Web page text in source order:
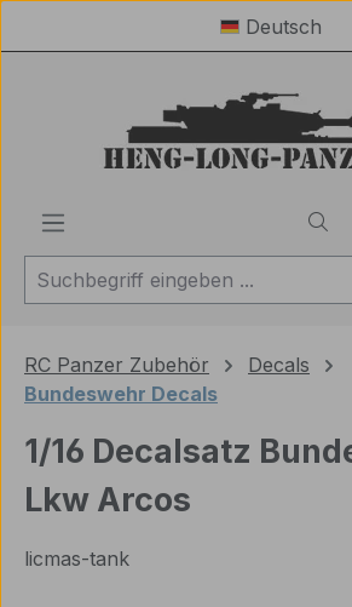
Zum Hauptinhalt springenDeutsch
RC Panzer Zubehör
Decals
Bundeswehr Decals
1/16 Decalsatz
Lkw Arcos
licmas-tank